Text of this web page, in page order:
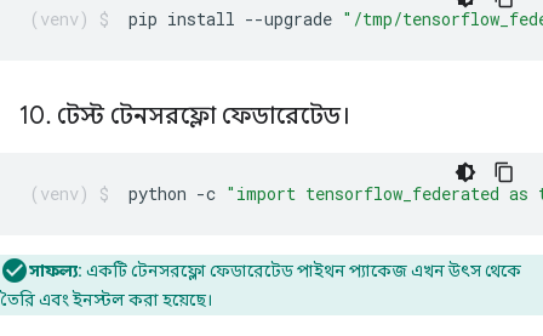
pip install --upgrade "/tmp/
10. টেস্ট টেনসরফ্লো ফেডারেটেড।
python -c "import tensorflow_federated
সাফল্য: একটি টেনসরফ্লো ফেডারেটেড পাইথন প্যাকেজ এখন উৎস থেকে
তৈরি এবং ইনস্টল করা হয়েছে।